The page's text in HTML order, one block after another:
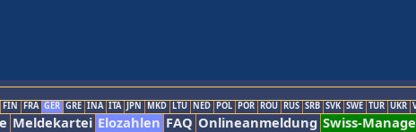
FIN FRA GER GRE INA ITA JPN MKD LTU NED POL POR ROU RUS SRB SVK SWE TUR UKR
Meldekartei Elozahlen FAQ Onlineanmeldung Swiss-